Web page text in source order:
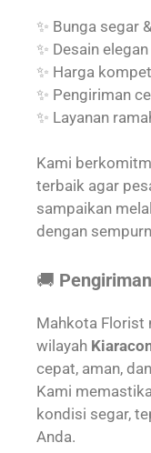
✨ Bunga segar
✨ Desain
✨ Harga
✨ Pengiriman
✨ Layanan
Kami
terbaik agar
sampaikan
dengan
🚚
Mahkota Florist
wilayah
cepat, aman,
Kami
kondisi segar,
Anda.